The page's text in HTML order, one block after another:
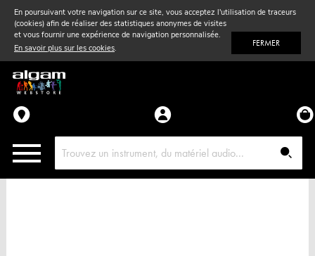
En poursuivant votre navigation sur ce site, vous acceptez l'utilisation de traceurs
(cookies) afin de réaliser des statistiques anonymes de visites
et vous fournir une expérience de navigation personnalisée.
En savoir plus sur les cookies. FERMER
Vent& Violon
Accessoires
Pièces détachées